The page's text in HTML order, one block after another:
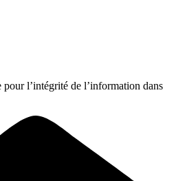
l’intégrité de l’information dans